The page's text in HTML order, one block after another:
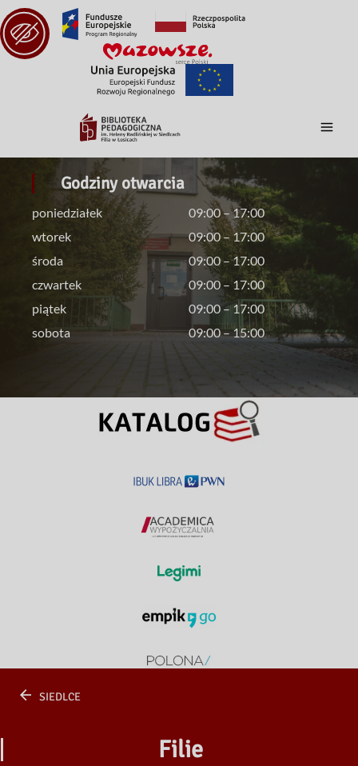
Godziny otwarcia
poniedziałek
09:00 – 17:00
wtorek
09:00 – 17:00
środa
09:00 – 17:00
czwartek
09:00 – 17:00
piątek
09:00 – 17:00
sobota
09:00 – 15:00
SIEDLCE
Filie